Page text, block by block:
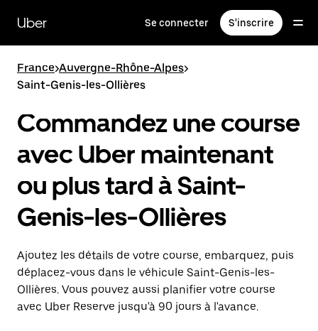
contenu
principal
Uber Se connecter S'inscrire
France>Auvergne-Rhône-Alpes>
Saint-Genis-les-Ollières
Commandez une course
avec Uber maintenant
ou plus tard à Saint-
Genis-les-Ollières
Ajoutez les détails de votre course, embarquez, puis
déplacez-vous dans le véhicule Saint-Genis-les-
Ollières. Vous pouvez aussi planifier votre course
avec Uber Reserve jusqu'à 90 jours à l'avance.